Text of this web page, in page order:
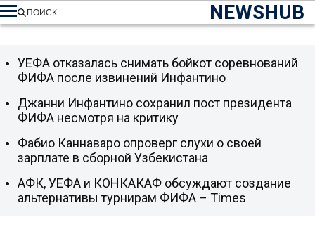
NEWSHUB
ПОИСК
УЕФА отказалась снимать бойкот соревнований
ФИФА после извинений Инфантино
Джанни Инфантино сохранил пост президента
ФИФА несмотря на критику
Фабио Каннаваро опроверг слухи о своей
зарплате в сборной Узбекистана
АФК, УЕФА и КОНКАКАФ обсуждают создание
альтернативы турнирам ФИФА – Times